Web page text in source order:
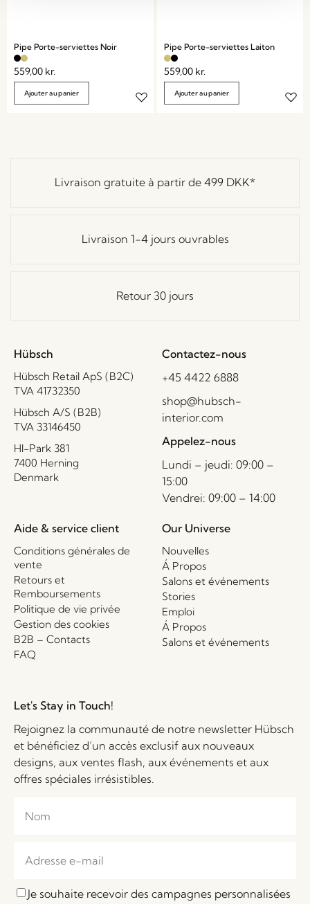
Pipe Porte-serviettes Noir
559,00 kr.
Ajouter au panier
Pipe Porte-serviettes Laiton
559,00 kr.
Ajouter au panier
Livraison gratuite à partir de 499 DKK*
Livraison 1-4 jours ouvrables
Retour 30 jours
Hübsch
Hübsch Retail ApS (B2C)
TVA 41732350
Hübsch A/S (B2B)
TVA 33146450
HI-Park 381
7400 Herning
Denmark
Contactez-nous
+45 4422 6888
shop@hubsch-
interior.com
Appelez-nous
Lundi – jeudi: 09:00 –
15:00
Vendrei: 09:00 – 14:00
Aide & service client
Conditions générales de
vente
Retours et
Remboursements
Politique de vie privée
Gestion des cookies
B2B – Contacts
FAQ
Our Universe
Nouvelles
Á Propos
Salons et événements
Stories
Emploi
Á Propos
Salons et événements
Let's Stay in Touch!
Rejoignez la communauté de notre newsletter Hübsch
et bénéficiez d’un accès exclusif aux nouveaux
designs, aux ventes flash, aux événements et aux
offres spéciales irrésistibles.
Je souhaite recevoir des campagnes personnalisées